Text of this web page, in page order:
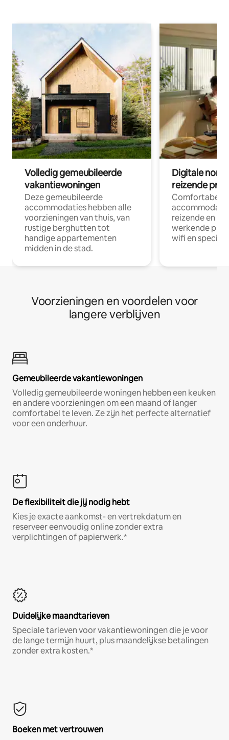
Volledig gemeubileerde
vakantiewoningen
Deze gemeubileerde
accommodaties hebben alle
voorzieningen van thuis, van
rustige berghutten tot
handige appartementen
midden in de stad.
Digitale
reizende
Comfortabele
reizende en
werkende
wifi en
Voorzieningen en voordelen voor
langere verblijven
Gemeubileerde vakantiewoningen
Volledig gemeubileerde woningen hebben een keuken
en andere voorzieningen om een maand of langer
comfortabel te leven. Ze zijn het perfecte alternatief
voor een onderhuur.
De flexibiliteit die jij nodig hebt
Kies je exacte aankomst- en vertrekdatum en
reserveer eenvoudig online zonder extra
verplichtingen of papierwerk.*
Duidelijke maandtarieven
Speciale tarieven voor vakantiewoningen die je voor
de lange termijn huurt, plus maandelijkse betalingen
zonder extra kosten.*
Boeken met vertrouwen